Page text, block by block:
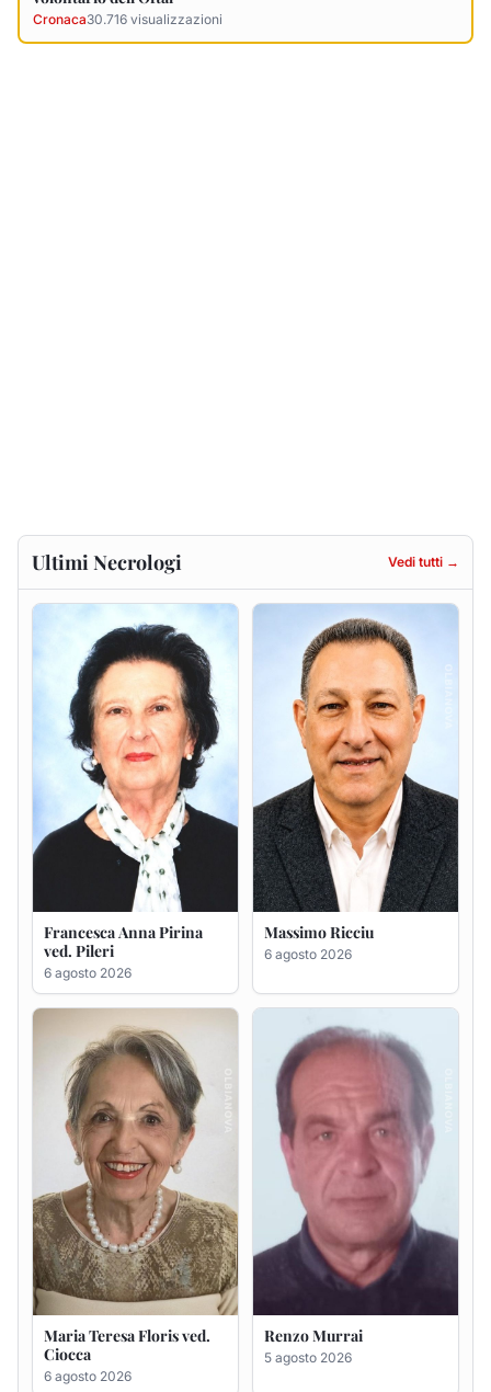
Francesca Anna Pirina
ved. Pileri
6 agosto 2026
Massimo Ricciu
6 agosto 2026
Maria Teresa Floris ved.
6 agosto 2026
Renzo Murrai
5 agosto 2026